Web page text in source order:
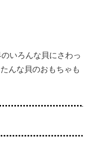
いろんな貝にさわっ
んな貝のおもちゃも